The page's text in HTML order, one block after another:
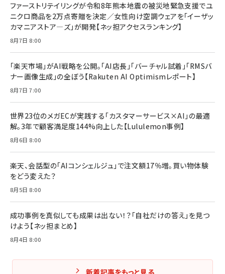
ファーストリテイリングが令和8年熊本地震の被災地緊急支援でユ
ニクロ商品を2万点寄贈を決定／女性向け空調ウェアを「イーザッ
カマニアストア―ズ」が開発【ネッ担アクセスランキング】
8月7日 8:00
「楽天市場」がAI戦略を公開。「AI店長」「バーチャル試着」「RMSバ
ナー画像生成」の全ぼう【Rakuten AI Optimismレポート】
8月7日 7:00
世界23位のメガECが実践する「カスタマーサービス×AI」の最適
解。3年で顧客満足度144%向上した【Lululemon事例】
8月6日 8:00
楽天、会話型の「AIコンシェルジュ」で注文額17％増。買い物体験
をどう変えた？
8月5日 8:00
成功事例を真似しても成果は出ない！？「自社だけの答え」を見つ
けよう【ネッ担まとめ】
8月4日 8:00
新着記事をもっと見る